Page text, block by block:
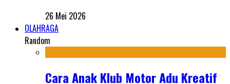
26 Mei 2026
OLAHRAGA
Random
Cara Anak Klub Motor Adu Kreatif